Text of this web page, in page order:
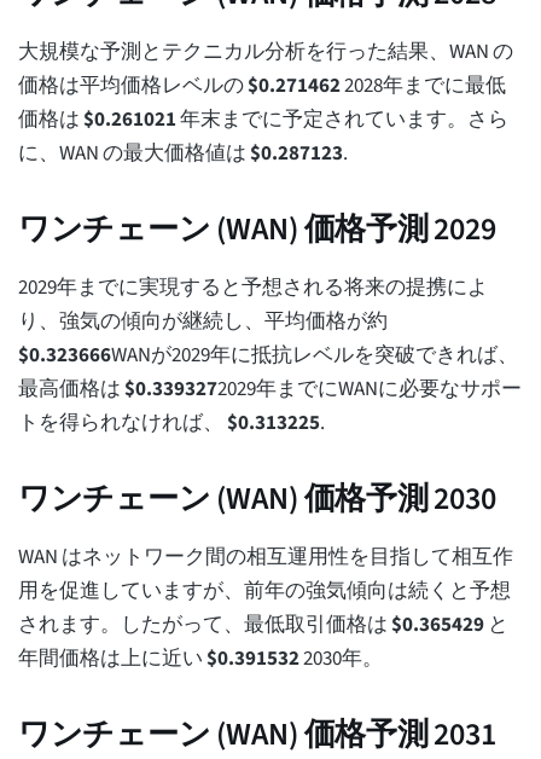
大規模な予測とテクニカル分析を行った結果、WAN の
価格は平均価格レベルの$0.2714622028年までに最低
価格は$0.261021年末までに予定されています。さら
に、WAN の最大価格値は$0.287123.
ワンチェーン (WAN) 価格予測 2029
2029年までに実現すると予想される将来の提携によ
り、強気の傾向が継続し、平均価格が約
$0.323666WANが2029年に抵抗レベルを突破できれば、
最高価格は$0.3393272029年までにWANに必要なサポー
トを得られなければ、 $0.313225.
ワンチェーン (WAN) 価格予測 2030
WAN はネットワーク間の相互運用性を目指して相互作
用を促進していますが、前年の強気傾向は続くと予想
されます。したがって、最低取引価格は$0.365429 と
年間価格は上に近い$0.3915322030年。
ワンチェーン (WAN) 価格予測 2031